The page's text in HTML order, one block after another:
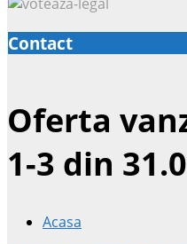
Contact
Oferta
1-3 din
Acasa